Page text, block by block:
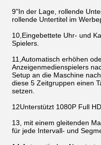
9"In der Lage, rollende
rollende Untertitel im
10,Eingebettete Uhr- und
Spielers.
11,Automatisch erhöhen
Anzeigenmedienspielers
Setup an die Maschine
diese 5 Zeitgruppen einen
setzen.
12Unterstützt 1080P Full
13, mit einem gleitenden
für jede Intervall- und